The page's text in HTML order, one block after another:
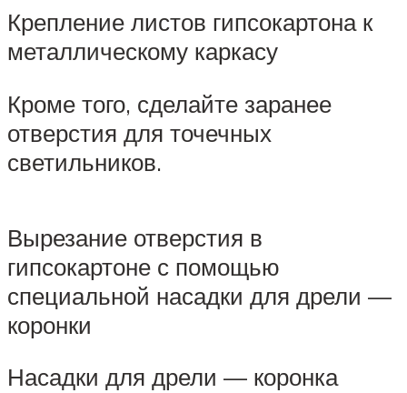
Крепление листов гипсокартона к
металлическому каркасу
Кроме того, сделайте заранее
отверстия для точечных
светильников.
Вырезание отверстия в
гипсокартоне с помощью
специальной насадки для дрели —
коронки
Насадки для дрели — коронка